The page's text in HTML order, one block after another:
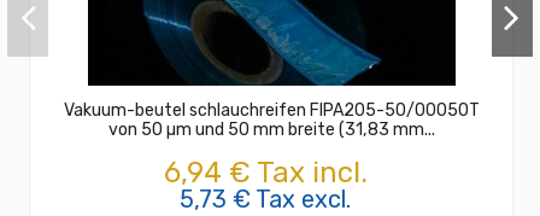
Vakuum-beutel schlauchreifen FIPA205-50/00050T
von 50 µm und 50 mm breite (31,83 mm...
6,94 € Tax incl.
5,73 € Tax excl.